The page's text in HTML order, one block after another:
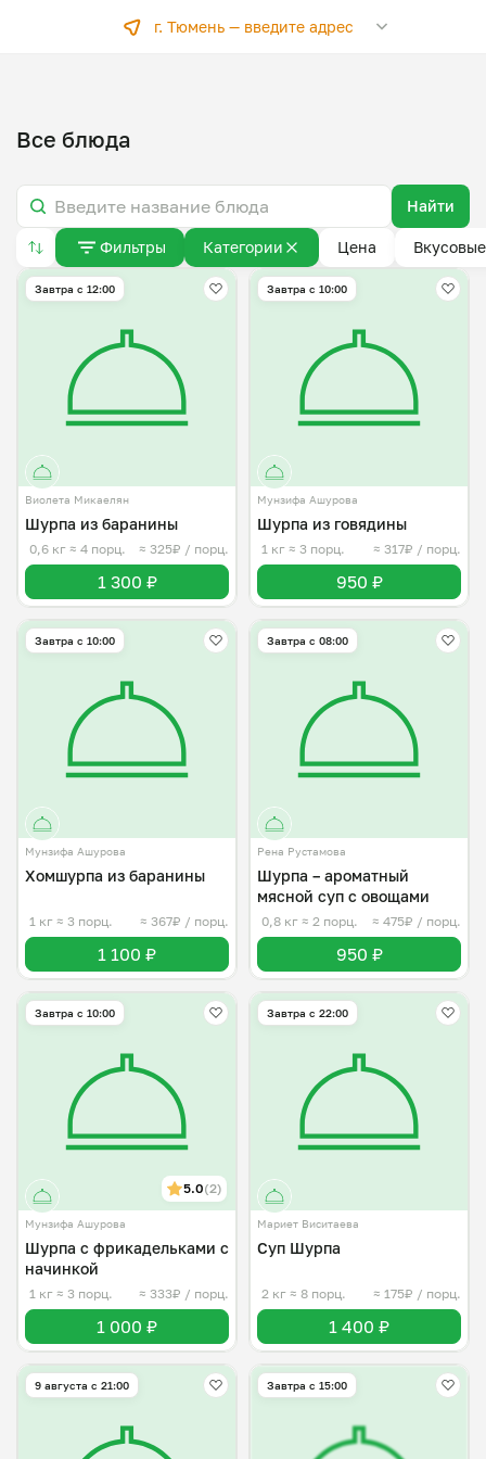
г. Тюмень — введите адрес
Все блюда
Найти
Фильтры Категории Цена
Завтра c 12:00
Виолета Микаелян
Шурпа из баранины
0,6 кг ≈ 4 порц. ≈ 325₽ / порц.
1 300 ₽
Завтра c 10:00
Мунзифа Ашурова
Шурпа из говядины
1 кг ≈ 3 порц. ≈ 317₽ / порц.
950 ₽
Завтра c 10:00
Мунзифа Ашурова
Хомшурпа из баранины
1 кг ≈ 3 порц. ≈ 367₽ / порц.
1 100 ₽
Завтра c 08:00
Рена Рустамова
Шурпа – ароматный
мясной суп с овощами
0,8 кг ≈ 2 порц. ≈ 475₽ / порц.
950 ₽
Завтра c 10:00
5.0(2)
Мунзифа Ашурова
Шурпа с фрикадельками с
начинкой
1 кг ≈ 3 порц. ≈ 333₽ / порц.
1 000 ₽
Завтра c 22:00
Мариет Виситаева
Суп Шурпа
2 кг ≈ 8 порц. ≈ 175₽ / порц.
1 400 ₽
9 августа с 21:00 Завтра c 15:00